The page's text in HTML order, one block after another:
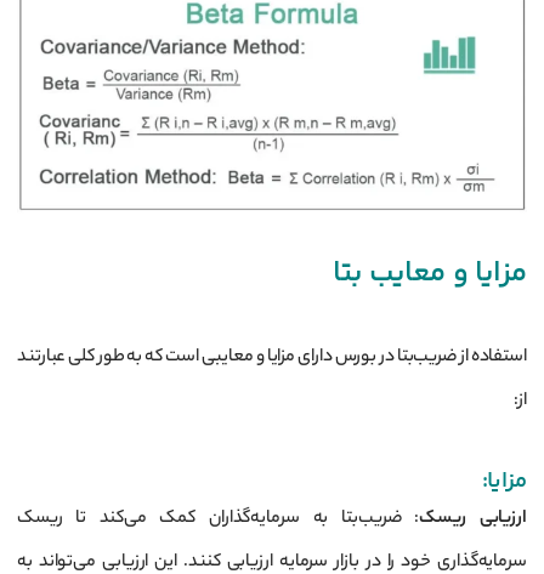
مزایا و معایب بتا
استفاده از ضریب‌بتا در بورس دارای مزایا و معایبی است که به طور کلی عبارتند
از:
مزایا:
ارزیابی ریسک: ضریب‌بتا به سرمایه‌گذاران کمک می‌کند تا ریسک
سرمایه‌گذاری خود را در بازار سرمایه ارزیابی کنند. این ارزیابی می‌تواند به